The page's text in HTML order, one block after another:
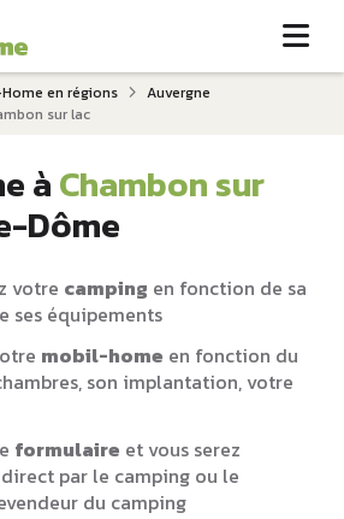
en régions
Auvergne
sur lac
àChambon sur
Dôme
votre camping en fonction de sa
ses équipements
mobil-home en fonction du
son implantation, votre
formulaire et vous serez
par le camping ou le
du camping